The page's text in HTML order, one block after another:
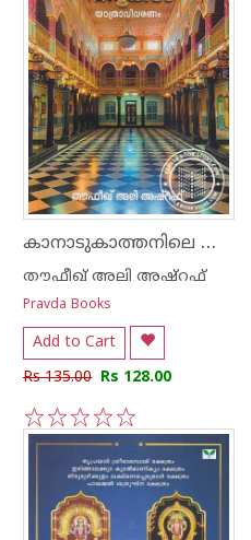
കാനാടുകാത്തനിലെ കൊട്ടാര വീടുകള്‍
തൗഫീഖ് അലി അഷ്റഫ്
Pravda Books
Add to Cart
Rs 135.00 Rs 128.00
5
4
3
2
1